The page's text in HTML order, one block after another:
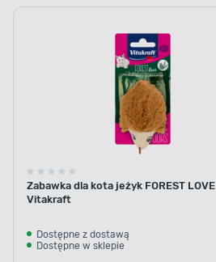
Zabawka dla kota jeżyk FOREST LOVE
Vitakraft
Dostępne z dostawą
Dostępne w sklepie